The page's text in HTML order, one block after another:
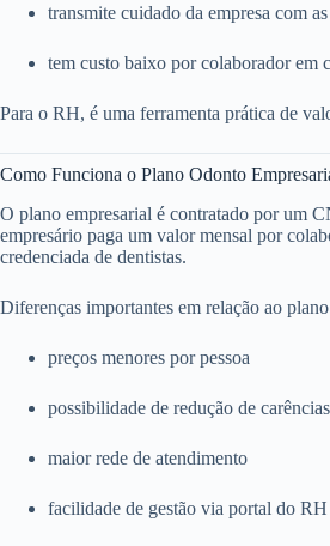
transmite cuidado da empresa com as
tem custo baixo por colaborador em
Para o RH, é uma ferramenta prática de
Como Funciona o Plano Odonto
O plano empresarial é contratado por um
empresário paga um valor mensal por
credenciada de dentistas.
Diferenças importantes em relação ao
preços menores por pessoa
possibilidade de redução de carências
maior rede de atendimento
facilidade de gestão via portal do RH